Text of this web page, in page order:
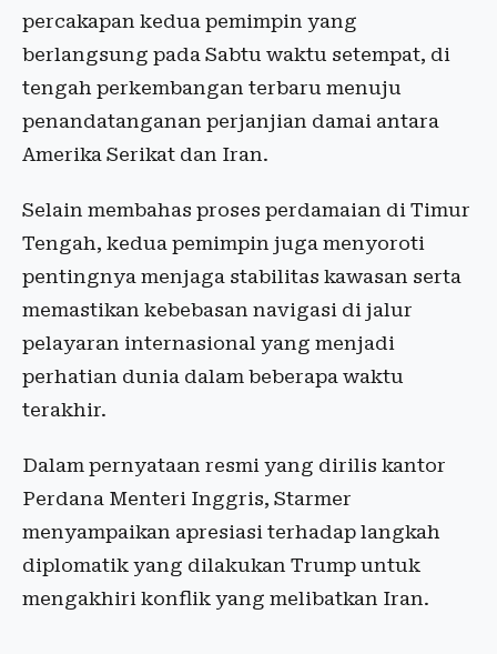
percakapan kedua pemimpin yang
berlangsung pada Sabtu waktu setempat, di
tengah perkembangan terbaru menuju
penandatanganan perjanjian damai antara
Amerika Serikat dan Iran.
Selain membahas proses perdamaian di Timur
Tengah, kedua pemimpin juga menyoroti
pentingnya menjaga stabilitas kawasan serta
memastikan kebebasan navigasi di jalur
pelayaran internasional yang menjadi
perhatian dunia dalam beberapa waktu
terakhir.
Dalam pernyataan resmi yang dirilis kantor
Perdana Menteri Inggris, Starmer
menyampaikan apresiasi terhadap langkah
diplomatik yang dilakukan Trump untuk
mengakhiri konflik yang melibatkan Iran.